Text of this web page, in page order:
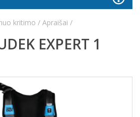
kritimo Apraišai
EXPERT 1